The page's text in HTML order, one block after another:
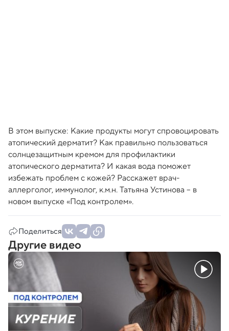
В этом выпуске: Какие продукты могут спровоцировать
атопический дерматит? Как правильно пользоваться
солнцезащитным кремом для профилактики
атопического дерматита? И какая вода поможет
избежать проблем с кожей? Расскажет врач-
аллерголог, иммунолог, к.м.н. Татьяна Устинова – в
новом выпуске «Под контролем».
Поделиться
Другие видео